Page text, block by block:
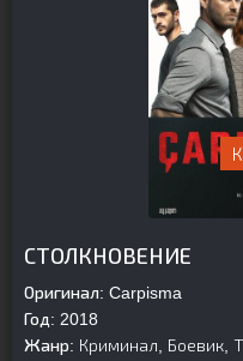
СТОЛКНОВЕНИЕ
Оригинал: Carpisma
Год: 2018
Жанр: Криминал, Боевик,